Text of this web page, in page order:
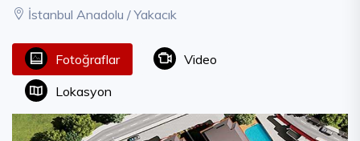
İstanbul Anadolu / Yakacık
Fotoğraflar
Video
Lokasyon